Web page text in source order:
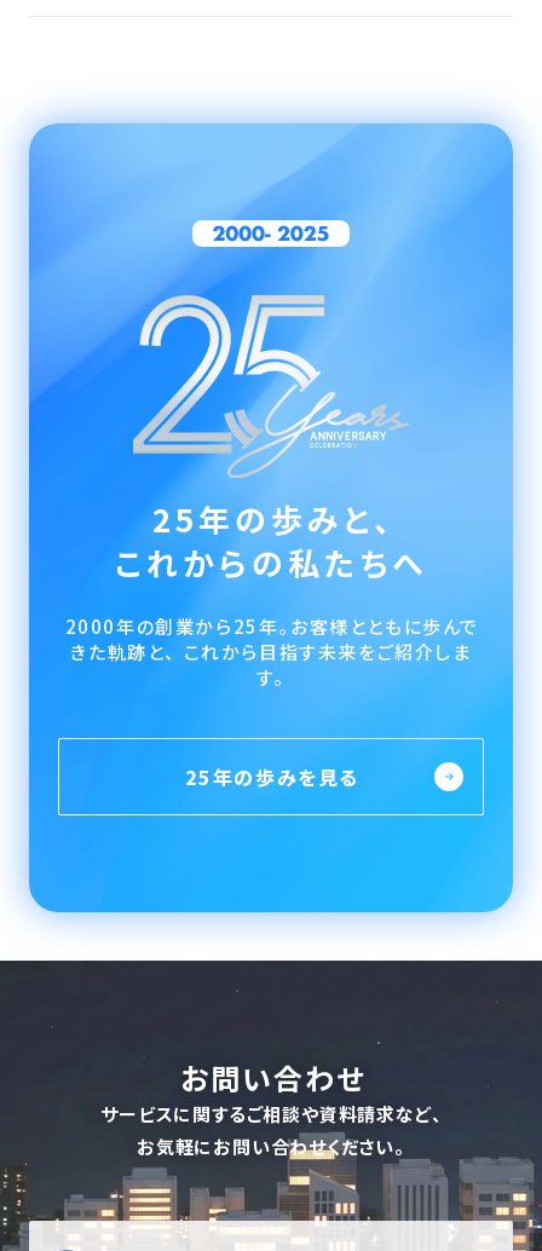
25年の歩みと、
これからの私たちへ
2000年の創業から25年。お客様とともに歩んで
きた軌跡と、 これから目指す未来をご紹介しま
す。
25年の歩みを見る
お問い合わせ
サービスに関するご相談や資料請求など、
お気軽にお問い合わせください。